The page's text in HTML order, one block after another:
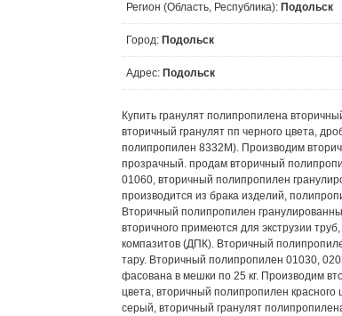
Регион (Область, Республика): Подольск
Город: Подольск
Адрес: Подольск
Купить гранулят полипропилена
вторичный гранулят пп черного цвета,
полипропилен 8332M). Производим
прозрачный. продам вторичный
01060, вторичный полипропилен
производится из брака изделий,
Вторичный полипропилен
вторичного примеются для экструзии
компазитов (ДПК). Вторичный
тару. Вторичный полипропилен 01030,
фасована в мешки по 25 кг. Производим
цвета, вторичный полипропилен
серый, вторичный гранулят